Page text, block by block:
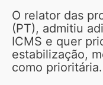
O relator das
(PT), admitiu
ICMS e quer
estabilização,
como prioritária.